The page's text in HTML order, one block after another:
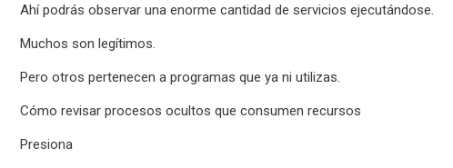
Ahí podrás observar una enorme cantidad de servicios ejecutándose.
Muchos son legítimos.
Pero otros pertenecen a programas que ya ni utilizas.
Cómo revisar procesos ocultos que consumen recursos
Presiona